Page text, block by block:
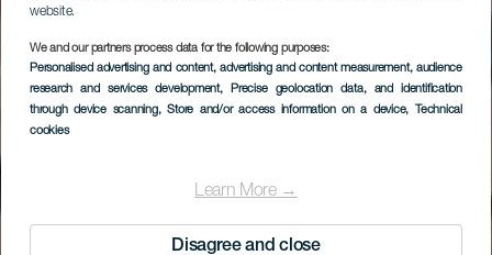
website.
We and our partners process data for the following purposes:
Personalised advertising and content, advertising and content measurement, audience
research and services development, Precise geolocation data, and identification
through device scanning, Store and/or access information on a device, Technical
cookies
Learn More →
Disagree and close